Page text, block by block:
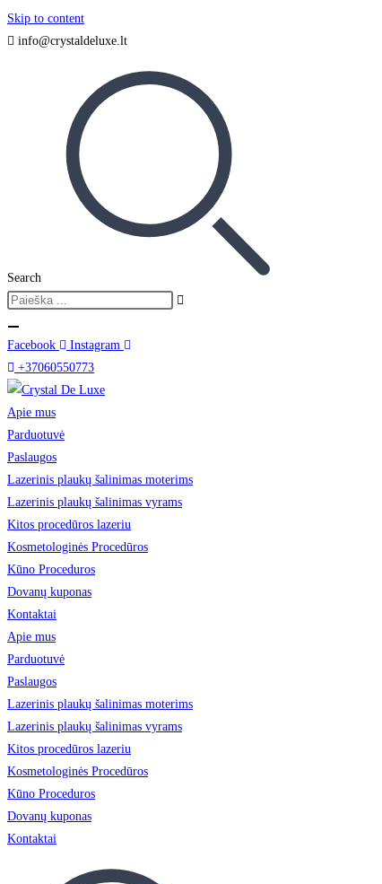
Skip to content
info@crystaldeluxe.lt
Search
Facebook
Instagram
+37060550773
Apie mus
Parduotuvė
Paslaugos
Lazerinis plaukų šalinimas moterims
Lazerinis plaukų šalinimas vyrams
Kitos procedūros lazeriu
Kosmetologinės Procedūros
Kūno Proceduros
Dovanų kuponas
Kontaktai
Apie mus
Parduotuvė
Paslaugos
Lazerinis plaukų šalinimas moterims
Lazerinis plaukų šalinimas vyrams
Kitos procedūros lazeriu
Kosmetologinės Procedūros
Kūno Proceduros
Dovanų kuponas
Kontaktai